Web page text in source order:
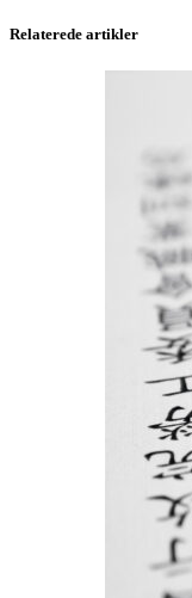
Relaterede artikler